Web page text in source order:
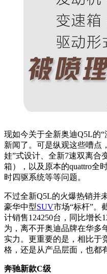
现如今关于全新奥迪Q5L的“
新闻了。可是纵观这些嘈点
娃”式设计、全新7速双离合
箱）
，以及原本的quattro全
时四驱系统等等问题。
不过全新Q5L的火爆热销并
豪华中型SUV市场“标杆”。
计销售124250台，同比增长
为， 离不开奥迪品牌在华多
实力。更重要的是，相比于
格，还是从产品层面，也都
奔驰新款C级